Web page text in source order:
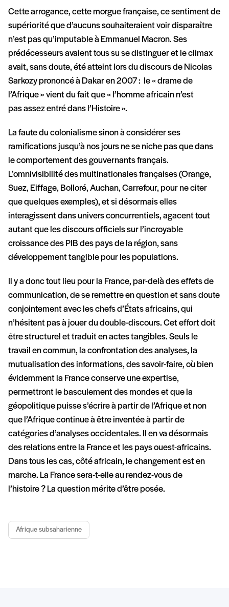
Cette arrogance, cette morgue française, ce sentiment de
supériorité que d’aucuns souhaiteraient voir disparaître
n’est pas qu’imputable à Emmanuel Macron. Ses
prédécesseurs avaient tous su se distinguer et le climax
avait, sans doute, été atteint lors du discours de Nicolas
Sarkozy prononcé à Dakar en 2007 : le « drame de
l’Afrique » vient du fait que « l’homme africain n’est
pas assez entré dans l’Histoire ».
La faute du colonialisme sinon à considérer ses
ramifications jusqu’à nos jours ne se niche pas que dans
le comportement des gouvernants français.
L’omnivisibilité des multinationales françaises (Orange,
Suez, Eiffage, Bolloré, Auchan, Carrefour, pour ne citer
que quelques exemples), et si désormais elles
interagissent dans univers concurrentiels, agacent tout
autant que les discours officiels sur l’incroyable
croissance des PIB des pays de la région, sans
développement tangible pour les populations.
Il y a donc tout lieu pour la France, par-delà des effets de
communication, de se remettre en question et sans doute
conjointement avec les chefs d’États africains, qui
n’hésitent pas à jouer du double-discours. Cet effort doit
être structurel et traduit en actes tangibles. Seuls le
travail en commun, la confrontation des analyses, la
mutualisation des informations, des savoir-faire, où bien
évidemment la France conserve une expertise,
permettront le basculement des mondes et que la
géopolitique puisse s’écrire à partir de l’Afrique et non
que l’Afrique continue à être inventée à partir de
catégories d’analyses occidentales. Il en va désormais
des relations entre la France et les pays ouest-africains.
Dans tous les cas, côté africain, le changement est en
marche. La France sera-t-elle au rendez-vous de
l’histoire ? La question mérite d’être posée.
Afrique subsaharienne